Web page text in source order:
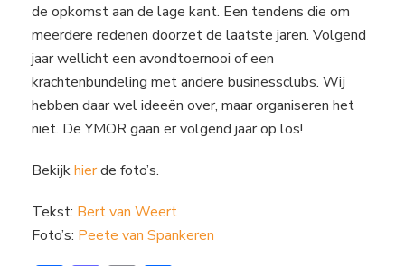
de opkomst aan de lage kant. Een tendens die om
meerdere redenen doorzet de laatste jaren. Volgend
jaar wellicht een avondtoernooi of een
krachtenbundeling met andere businessclubs. Wij
hebben daar wel ideeën over, maar organiseren het
niet. De YMOR gaan er volgend jaar op los!
Bekijkhierde foto’s.
Tekst: Bert van Weert
Foto’s: Peete van Spankeren